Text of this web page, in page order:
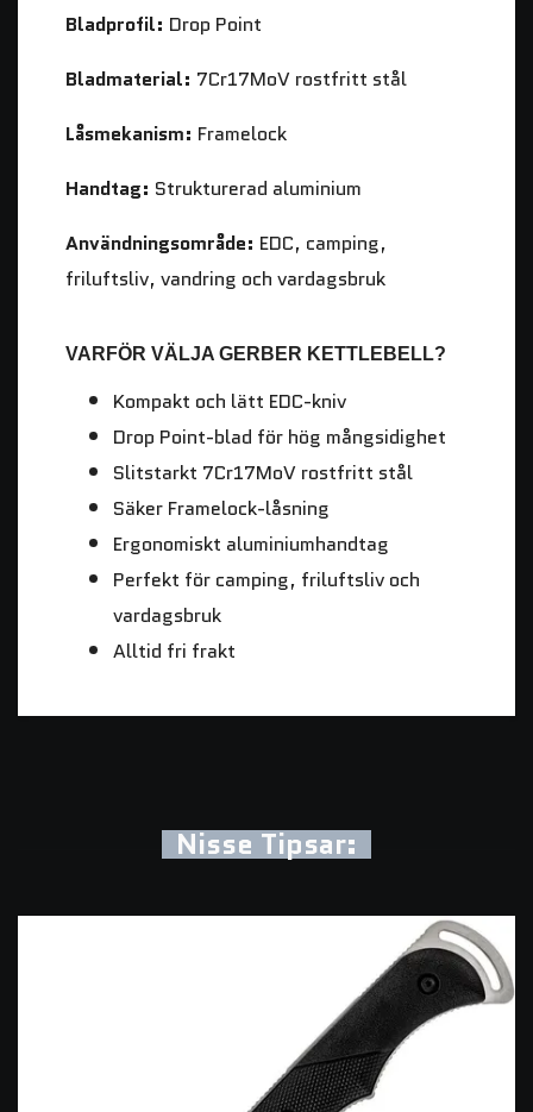
Bladprofil: Drop Point
Bladmaterial: 7Cr17MoV rostfritt stål
Låsmekanism: Framelock
Handtag: Strukturerad aluminium
Användningsområde: EDC, camping,
friluftsliv, vandring och vardagsbruk
VARFÖR VÄLJA GERBER KETTLEBELL?
Kompakt och lätt EDC-kniv
Drop Point-blad för hög mångsidighet
Slitstarkt 7Cr17MoV rostfritt stål
Säker Framelock-låsning
Ergonomiskt aluminiumhandtag
Perfekt för camping, friluftsliv och
vardagsbruk
Alltid fri frakt